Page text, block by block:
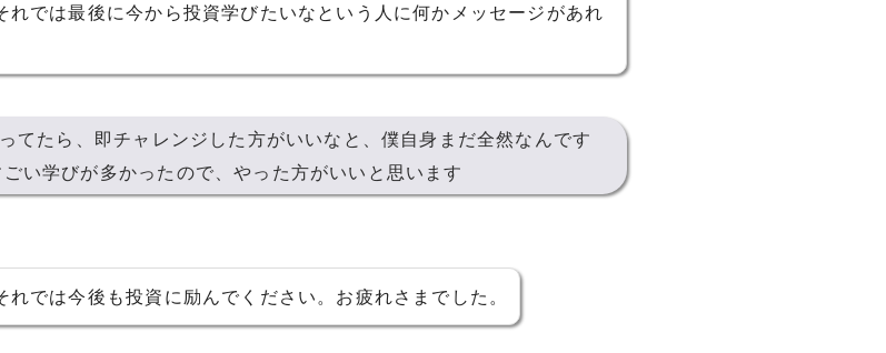
れでは最後に今から投資学びたいなという人に何かメッセージがあれ
てたら、即チャレンジした方がいいなと、僕自身まだ全然なんです
い学びが多かったので、やった方がいいと思います
では今後も投資に励んでください。お疲れさまでした。